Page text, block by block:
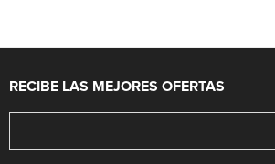
RECIBE LAS MEJORES OFERTAS